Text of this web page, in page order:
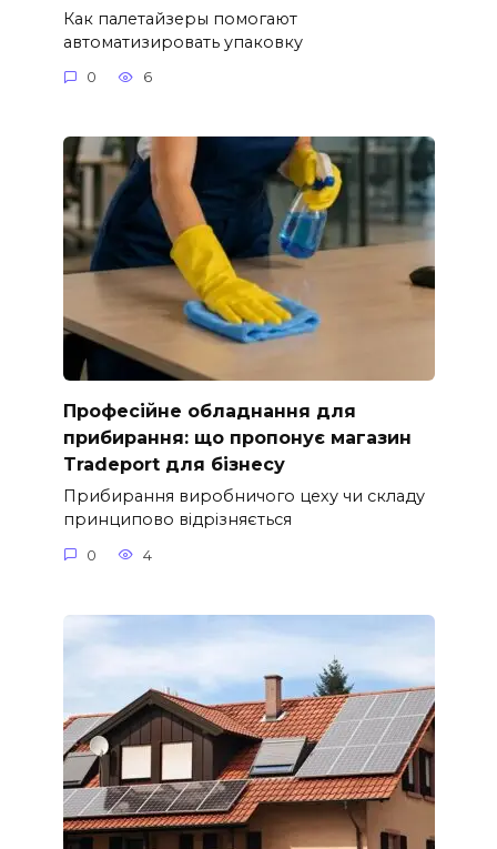
Как палетайзеры помогают
автоматизировать упаковку
0 6
Професійне обладнання для
прибирання: що пропонує магазин
Tradeport для бізнесу
Прибирання виробничого цеху чи складу
принципово відрізняється
0 4